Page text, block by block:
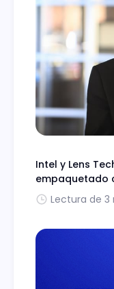
Intel y Lens
empaquetado
Lectura de 3